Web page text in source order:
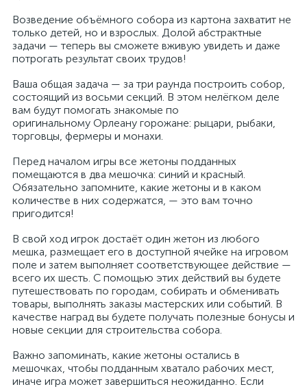
Возведение объёмного собора из картона захватит не
только детей, но и взрослых. Долой абстрактные
задачи — теперь вы сможете вживую увидеть и даже
потрогать результат своих трудов!
Ваша общая задача — за три раунда построить собор,
состоящий из восьми секций. В этом нелёгком деле
вам будут помогать знакомые по
оригинальному Орлеану горожане: рыцари, рыбаки,
торговцы, фермеры и монахи.
Перед началом игры все жетоны подданных
помещаются в два мешочка: синий и красный.
Обязательно запомните, какие жетоны и в каком
количестве в них содержатся, — это вам точно
пригодится!
В свой ход игрок достаёт один жетон из любого
мешка, размещает его в доступной ячейке на игровом
поле и затем выполняет соответствующее действие —
всего их шесть. С помощью этих действий вы будете
путешествовать по городам, собирать и обменивать
товары, выполнять заказы мастерских или событий. В
качестве наград вы будете получать полезные бонусы и
новые секции для строительства собора.
Важно запоминать, какие жетоны остались в
мешочках, чтобы подданным хватало рабочих мест,
иначе игра может завершиться неожиданно. Если